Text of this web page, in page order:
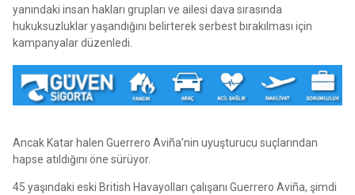
yanındaki insan hakları grupları ve ailesi dava sırasında
hukuksuzluklar yaşandığını belirterek serbest bırakılması için
kampanyalar düzenledi.
Ancak Katar halen Guerrero Aviña’nin uyuşturucu suçlarından
hapse atıldığını öne sürüyor.
45 yaşındaki eski British Havayolları çalışanı Guerrero Aviña, şimdi